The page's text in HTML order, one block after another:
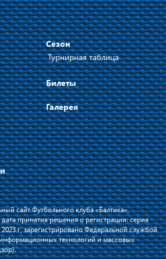
Сезон
Турнирная таблица
Билеты
Галерея
сайт Футбольного клуба «Балтика»,
принятия решения о регистрации: серия
г, зарегистрировано Федеральной службой
технологий и массовых